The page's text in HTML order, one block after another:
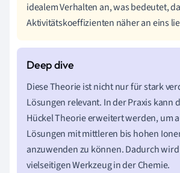
idealem Verhalten an, was bedeutet,
Aktivitätskoeffizienten näher an eins
Diese Theorie ist nicht nur für stark
Lösungen relevant. In der Praxis kann
Hückel Theorie erweitert werden, um
Lösungen mit mittleren bis hohen
anzuwenden zu können. Dadurch
vielseitigen Werkzeug in der Chemie.